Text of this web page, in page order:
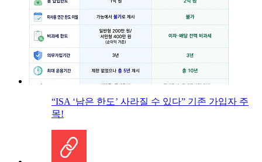
“ISA ‘남은 한도’ 사라질 수 있다” 기존 가입자 주
목!